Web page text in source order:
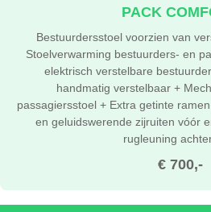
€ 700,-
PACK
Bestuurdersstoel voorzien van
Stoelverwarming bestuurders- en
elektrisch verstelbare
handmatig verstelbaar +
passagiersstoel + Extra getinte
en geluidswerende zijruiten vóór
rugleuning